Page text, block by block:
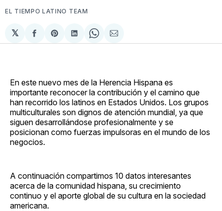
EL TIEMPO LATINO TEAM
𝕏
Compartir
en
Share
on
Compartir
en
Share
on
Compartir
via
En este nuevo mes de la Herencia Hispana es
importante reconocer la contribución y el camino que
han recorrido los latinos en Estados Unidos. Los grupos
multiculturales son dignos de atención mundial, ya que
siguen desarrollándose profesionalmente y se
posicionan como fuerzas impulsoras en el mundo de los
negocios.
A continuación compartimos 10 datos interesantes
acerca de la comunidad hispana, su crecimiento
continuo y el aporte global de su cultura en la sociedad
americana.